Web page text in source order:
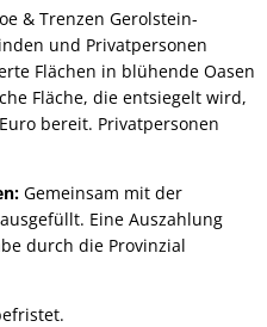
& Trenzen Gerolstein-
und Privatpersonen
Flächen in blühende Oasen
Fläche, die entsiegelt wird,
bereit. Privatpersonen
Gemeinsam mit der
Eine Auszahlung
durch die Provinzial